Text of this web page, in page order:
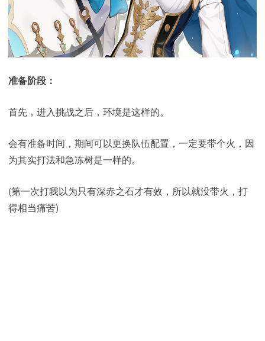
准备阶段：
首先，进入挑战之后，环境是这样的。
会有准备时间，期间可以更换队伍配置，一定要带个火，因
为其实打法和急冻树是一样的。
(第一次打我以为只有深赤之石才有效，所以就没带火，打
得相当痛苦)